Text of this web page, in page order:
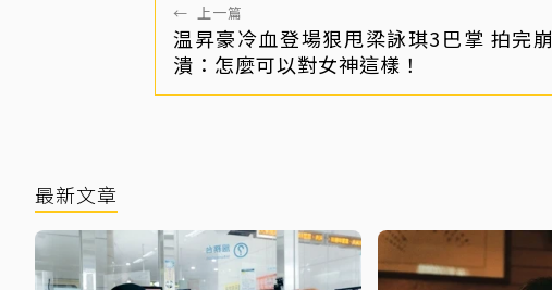
← 上一篇
温昇豪冷血登場狠甩梁詠琪3巴掌 拍完崩
潰：怎麼可以對女神這樣！
最新文章